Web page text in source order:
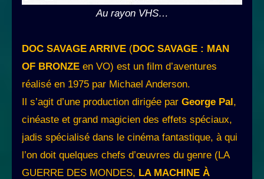
Au rayon VHS…
DOC SAVAGE ARRIVE (DOC SAVAGE : MAN
OF BRONZE en VO) est un film d’aventures
réalisé en 1975 par Michael Anderson.
Il s’agit d’une production dirigée par George Pal,
cinéaste et grand magicien des effets spéciaux,
jadis spécialisé dans le cinéma fantastique, à qui
l’on doit quelques chefs d’œuvres du genre (LA
GUERRE DES MONDES, LA MACHINE À